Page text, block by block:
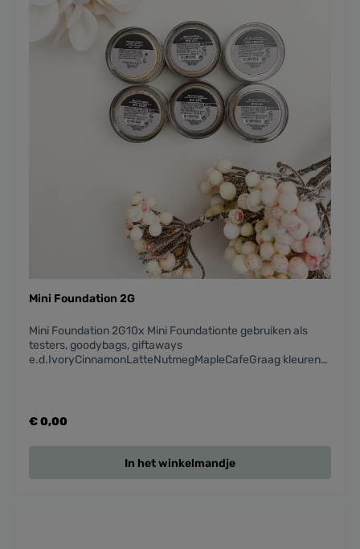
(deep berry)+ 1 verkoop1 Matte Lipstick - Pumpkin Spice
(coral nude)+ 1 verkoop1 Mineral Lipstick - Exposed (natural
nude)+ 1 verkoop
Mini Foundation 2G
Mini Foundation 2G10x Mini Foundationte gebruiken als
testers, goodybags, giftaways
e.d.IvoryCinnamonLatteNutmegMapleCafeGraag kleuren
€ 0,00
In het winkelmandje